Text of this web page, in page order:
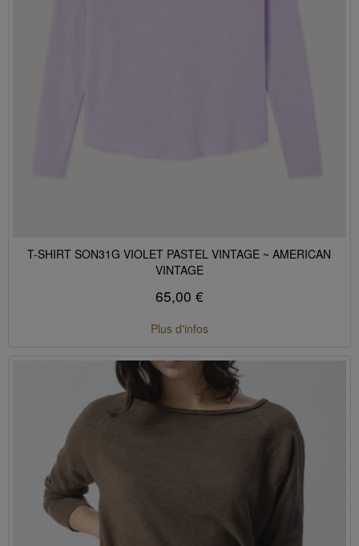
T-SHIRT SON31G VIOLET PASTEL VINTAGE ~ AMERICAN
VINTAGE
65,00 €
Plus d'infos